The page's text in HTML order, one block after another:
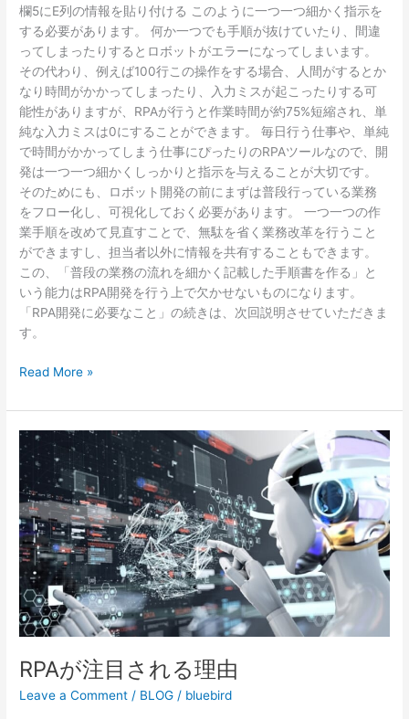
欄5にE列の情報を貼り付ける このように一つ一つ細かく指示を
する必要があります。 何か一つでも手順が抜けていたり、間違
ってしまったりするとロボットがエラーになってしまいます。
その代わり、例えば100行この操作をする場合、人間がするとか
なり時間がかかってしまったり、入力ミスが起こったりする可
能性がありますが、RPAが行うと作業時間が約75%短縮され、単
純な入力ミスは0にすることができます。 毎日行う仕事や、単純
で時間がかかってしまう仕事にぴったりのRPAツールなので、開
発は一つ一つ細かくしっかりと指示を与えることが大切です。
そのためにも、ロボット開発の前にまずは普段行っている業務
をフロー化し、可視化しておく必要があります。 一つ一つの作
業手順を改めて見直すことで、無駄を省く業務改革を行うこと
ができますし、担当者以外に情報を共有することもできます。
この、「普段の業務の流れを細かく記載した手順書を作る」と
いう能力はRPA開発を行う上で欠かせないものになります。
「RPA開発に必要なこと」の続きは、次回説明させていただきま
す。
Read More »
RPAが注目される理由
Leave a Comment / BLOG / bluebird
RPA
が
注
目
さ
れ
る
理
由